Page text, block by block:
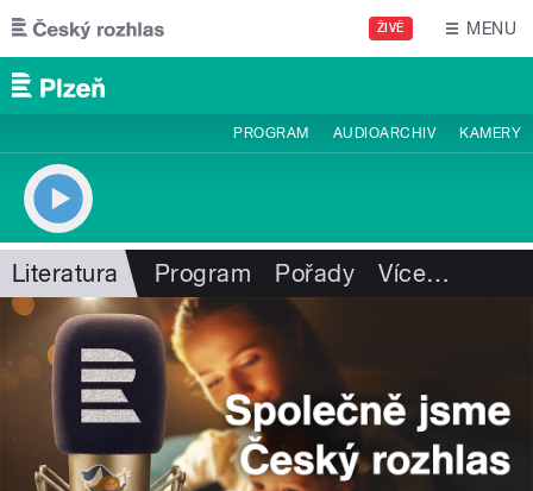
Přejít k hlavnímu obsahu
ŽIVĚ MENU
PROGRAM AUDIOARCHIV KAMERY
Literatura Program Pořady Více…